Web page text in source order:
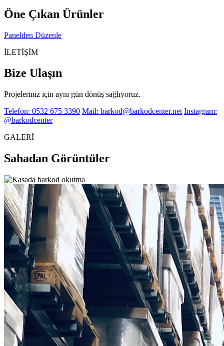
Öne Çıkan Ürünler
Panelden Düzenle
İLETİŞİM
Bize Ulaşın
Projeleriniz için aynı gün dönüş sağlıyoruz.
Telefon: 0532 675 3390 Mail: barkod@barkodcenter.net Instagram:
@barkodcenter
GALERİ
Sahadan Görüntüler